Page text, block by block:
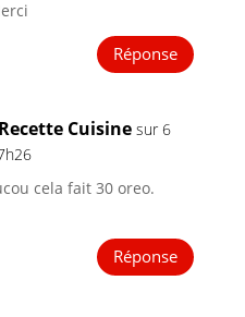
Réponse
Cuisine sur 6
cela fait 30 oreo.
Réponse